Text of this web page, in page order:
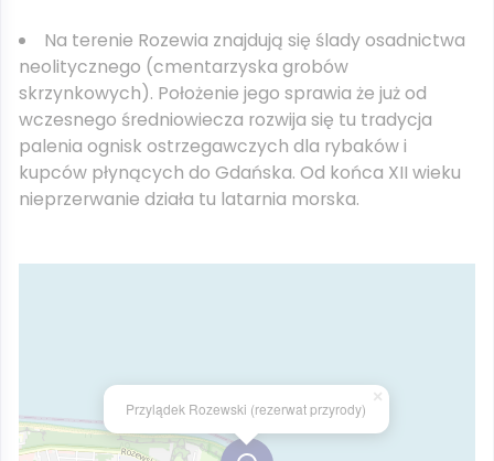
Na terenie Rozewia znajdują się ślady osadnictwa
neolitycznego (cmentarzyska grobów
skrzynkowych). Położenie jego sprawia że już od
wczesnego średniowiecza rozwija się tu tradycja
palenia ognisk ostrzegawczych dla rybaków i
kupców płynących do Gdańska. Od końca XII wieku
nieprzerwanie działa tu latarnia morska.
Przylądek Rozewski (rezerwat przyrody)
×